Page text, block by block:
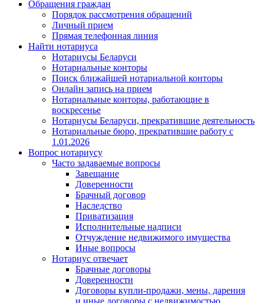
Обращения граждан
Порядок рассмотрения обращений
Личный прием
Прямая телефонная линия
Найти нотариуса
Нотариусы Беларуси
Нотариальные конторы
Поиск ближайшей нотариальной конторы
Онлайн запись на прием
Нотариальные конторы, работающие в
воскресенье
Нотариусы Беларуси, прекратившие деятельность
Нотариальные бюро, прекратившие работу с
1.01.2026
Вопрос нотариусу
Часто задаваемые вопросы
Завещание
Доверенности
Брачный договор
Наследство
Приватизация
Исполнительные надписи
Отчуждение недвижимого имущества
Иные вопросы
Нотариус отвечает
Брачные договоры
Доверенности
Договоры купли-продажи, мены, дарения
и иные договоры с недвижимостью